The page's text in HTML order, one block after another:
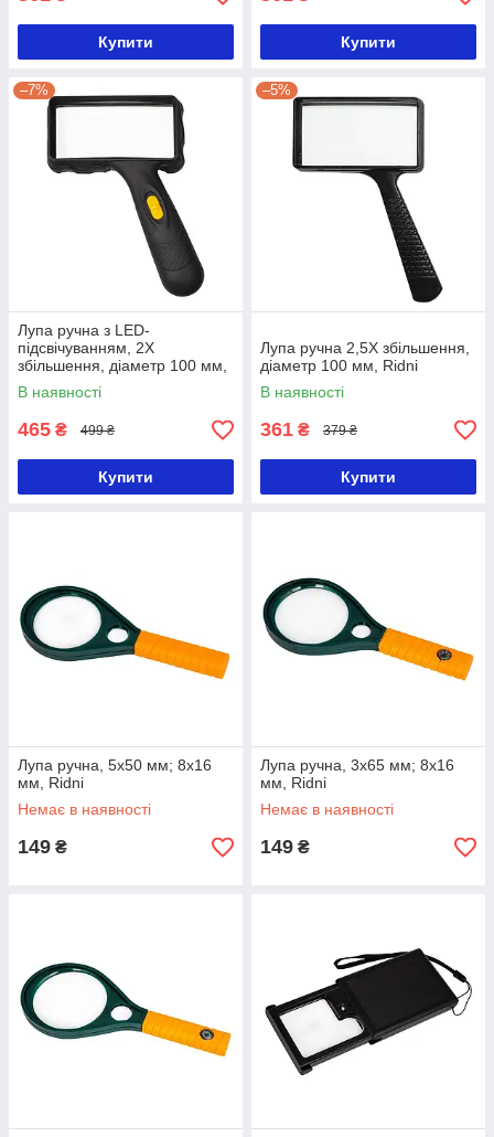
Купити Купити
–7%
Лупа ручна з LED-
підсвічуванням, 2X
збільшення, діаметр 100 мм,
Ridni
В наявності
465 ₴ 499 ₴
Купити
–5%
Лупа ручна 2,5X збільшення,
діаметр 100 мм, Ridni
В наявності
361 ₴ 379 ₴
Купити
Лупа ручна, 5х50 мм; 8х16
мм, Ridni
Немає в наявності
149 ₴
Лупа ручна, 3х65 мм; 8х16
мм, Ridni
Немає в наявності
149 ₴